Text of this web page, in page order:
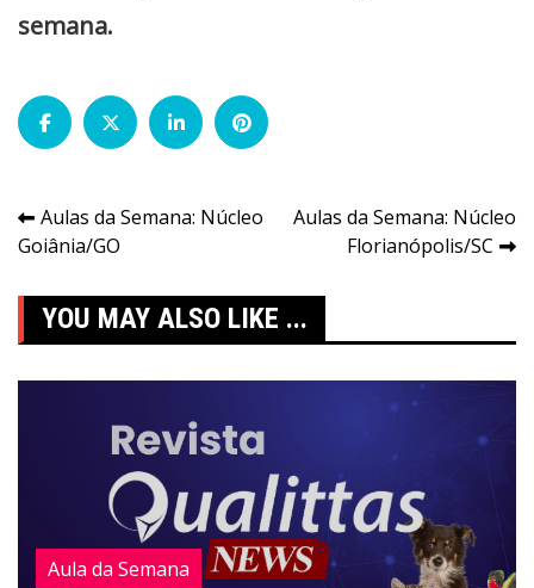
semana.
Navegação
de
Post
Aulas da Semana: Núcleo
Goiânia/GO
Aulas da Semana: Núcleo
Florianópolis/SC
YOU MAY ALSO LIKE ...
Aula da Semana